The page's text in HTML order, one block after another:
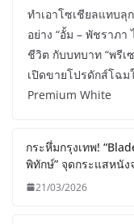
ทำเอาโซเชียลแทบลุ
อย่าง “อั้ม – พัชราภ
ชีวิต กับบทบาท “พรีเ
เปิดขายโปรดักส์โฉม
Premium White
กระหึ่มกรุงเทพ!
พิทักษ์” จุดกระแสหนั
21/03/2026